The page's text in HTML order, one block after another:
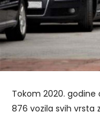
Tokom 2020.
876 vozila svih vrsta